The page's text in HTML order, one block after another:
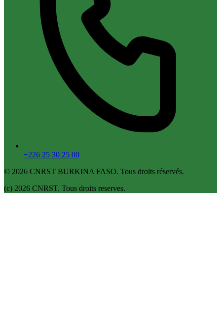
+226 25 30 25 00
© 2026 CNRST BURKINA FASO. Tous droits réservés.
(c) 2026 CNRST. Tous droits reserves.